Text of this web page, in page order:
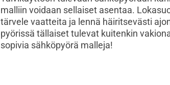
malliin voidaan sellaiset asentaa.
tärvele vaatteita ja lennä häiritsevästi
pyörissä tällaiset tulevat kuitenkin
sopivia sähköpyörä malleja!